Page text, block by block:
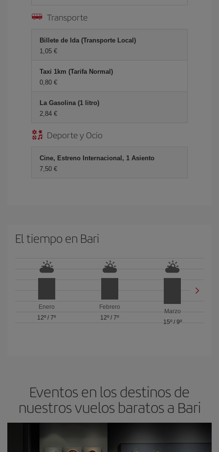
Transporte
Billete de Ida (Transporte Local)
1,05 €
Taxi 1km (Tarifa Normal)
0,80 €
La Gasolina (1 litro)
2,84 €
Deporte y Ocio
Cine, Estreno Internacional, 1 Asiento
7,50 €
El tiempo en Bari
Enero
12º /7º
Febrero
12º / 7º
Marzo
15º/ 9º
Eventos en los destinos de
nuestros vuelos baratos a Bari